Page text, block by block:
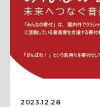
2023.12.28